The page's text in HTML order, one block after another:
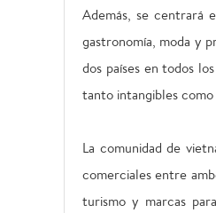
Además, se centrará
gastronomía, moda y
dos países en todos
tanto intangibles
La comunidad de
comerciales entre
turismo y marcas